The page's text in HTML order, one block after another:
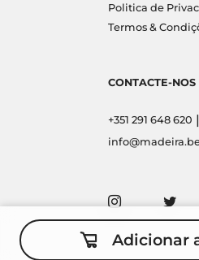
Adicionar
Politica de
Termos &
CONTACTE-NOS
+351 291 648 620 |